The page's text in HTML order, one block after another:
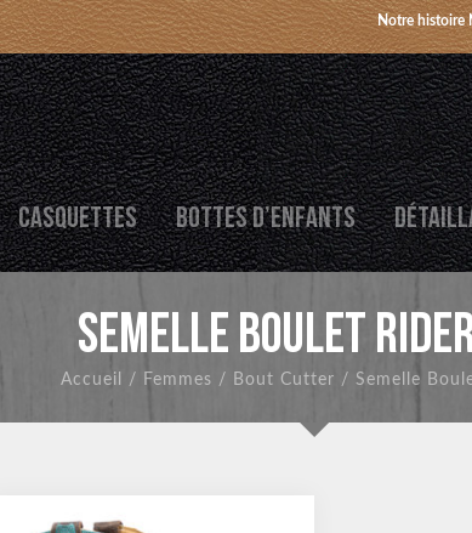
Notre histoire
CASQUETTES BOTTES D’ENFANTS
SEMELLE BOULET
Accueil / Femmes / Bout Cutter / Semelle